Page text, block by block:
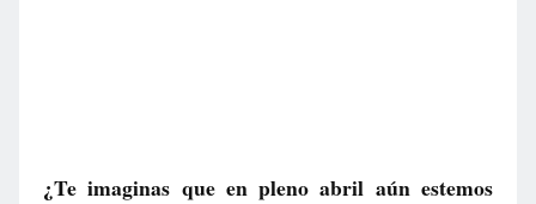
¿Te imaginas que en pleno abril aún estemos